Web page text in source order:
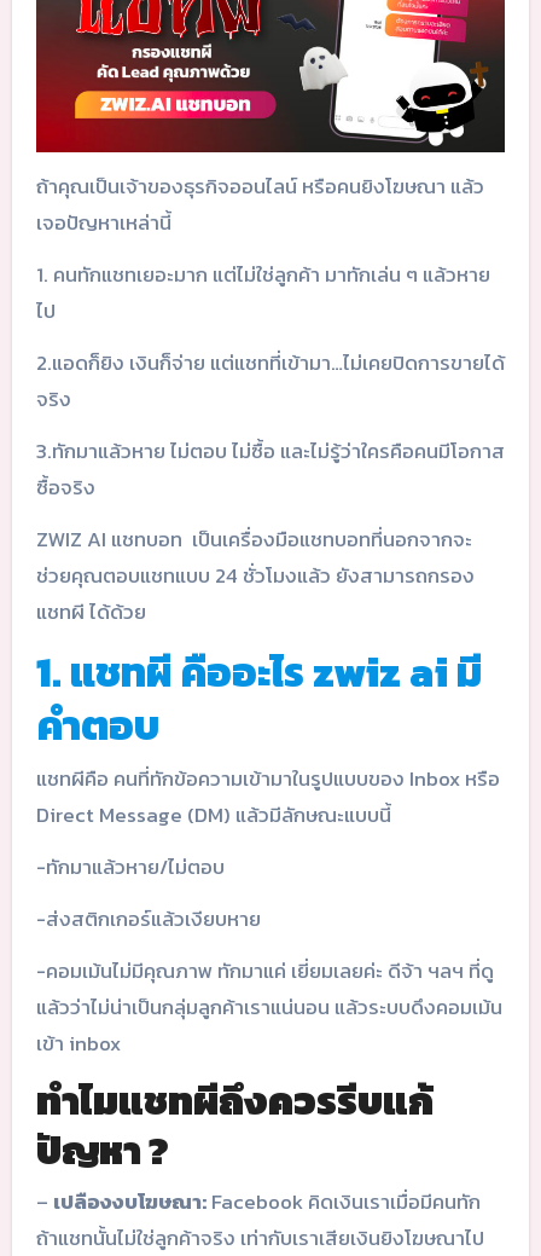
ถ้าคุณเป็นเจ้าของธุรกิจออนไลน์ หรือคนยิงโฆษณา แล้ว
เจอปัญหาเหล่านี้
1. คนทักแชทเยอะมาก แต่ไม่ใช่ลูกค้า มาทักเล่น ๆ แล้วหาย
ไป
2.แอดก็ยิง เงินก็จ่าย แต่แชทที่เข้ามา…ไม่เคยปิดการขายได้
จริง
3.ทักมาแล้วหาย ไม่ตอบ ไม่ซื้อ และไม่รู้ว่าใครคือคนมีโอกาส
ซื้อจริง
ZWIZ AI แชทบอท เป็นเครื่องมือแชทบอทที่นอกจากจะ
ช่วยคุณตอบแชทแบบ 24 ชั่วโมงแล้ว ยังสามารถกรอง
แชทผี ได้ด้วย
1. แชทผี คืออะไร zwiz ai มี
คำตอบ
แชทผีคือ คนที่ทักข้อความเข้ามาในรูปแบบของ Inbox หรือ
Direct Message (DM) แล้วมีลักษณะแบบนี้
-ทักมาแล้วหาย/ไม่ตอบ
-ส่งสติกเกอร์แล้วเงียบหาย
-คอมเม้นไม่มีคุณภาพ ทักมาแค่ เยี่ยมเลยค่ะ ดีจ้า ฯลฯ ที่ดู
แล้วว่าไม่น่าเป็นกลุ่มลูกค้าเราแน่นอน แล้วระบบดึงคอมเม้น
เข้า inbox
ทำไมแชทผีถึงควรรีบแก้
ปัญหา ?
– เปลืองงบโฆษณา:Facebook คิดเงินเราเมื่อมีคนทัก
ถ้าแชทนั้นไม่ใช่ลูกค้าจริง เท่ากับเราเสียเงินยิงโฆษณาไป